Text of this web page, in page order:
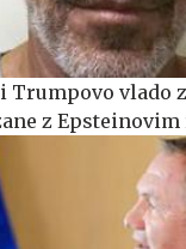
Trumpovo vlado
z Epsteinovim